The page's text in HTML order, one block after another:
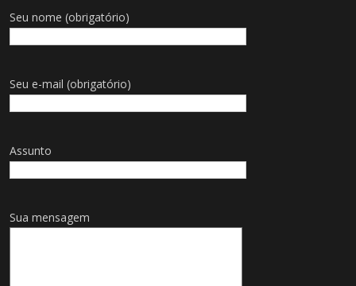
Seu nome (obrigatório)
Seu e-mail (obrigatório)
Assunto
Sua mensagem